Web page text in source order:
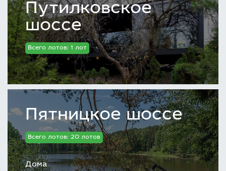
Путилковское
шоссе
Всего лотов: 1 лот
Пятницкое шоссе
Всего лотов: 20 лотов
Дома